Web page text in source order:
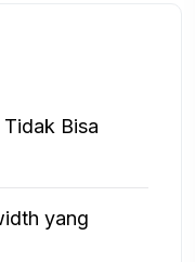
Bisa
yang